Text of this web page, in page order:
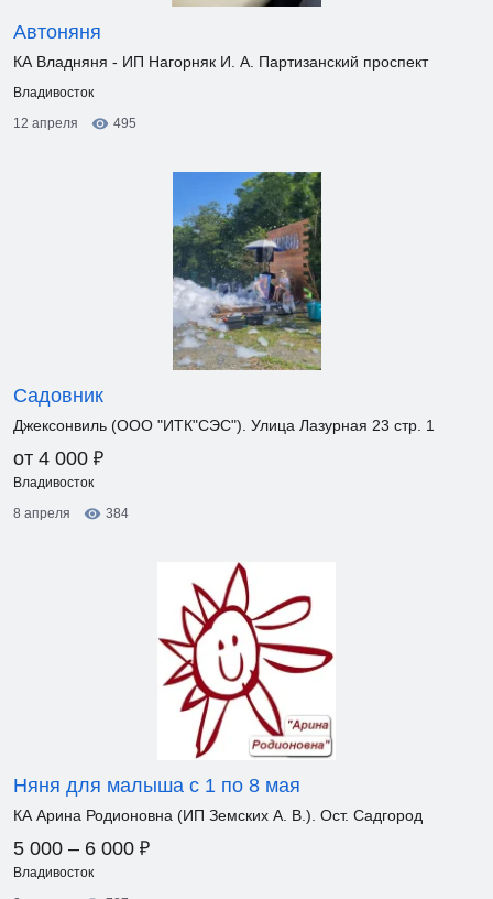
Автоняня
КА Владняня - ИП Нагорняк И. А. Партизанский проспект
Владивосток
12 апреля
495
Садовник
Джексонвиль (ООО "ИТК"СЭС"). Улица Лазурная 23 стр. 1
от 4 000 ₽
Владивосток
8 апреля
384
Няня для малыша с 1 по 8 мая
КА Арина Родионовна (ИП Земских А. В.). Ост. Садгород
5 000 – 6 000 ₽
Владивосток